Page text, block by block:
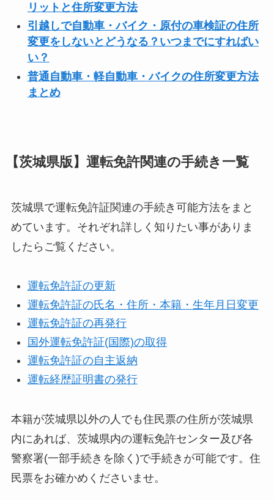
リットと住所変更方法
引越しで自動車・バイク・原付の車検証の住所
変更をしないとどうなる？いつまでにすればい
い？
普通自動車・軽自動車・バイクの住所変更方法
まとめ
【茨城県版】運転免許関連の手続き一覧
茨城県で運転免許証関連の手続き可能方法をまと
めています。それぞれ詳しく知りたい事がありま
したらご覧ください。
運転免許証の更新
運転免許証の氏名・住所・本籍・生年月日変更
運転免許証の再発行
国外運転免許証(国際)の取得
運転免許証の自主返納
運転経歴証明書の発行
本籍が茨城県以外の人でも住民票の住所が茨城県
内にあれば、茨城県内の運転免許センター及び各
警察署(一部手続きを除く)で手続きが可能です。住
民票をお確かめくださいませ。